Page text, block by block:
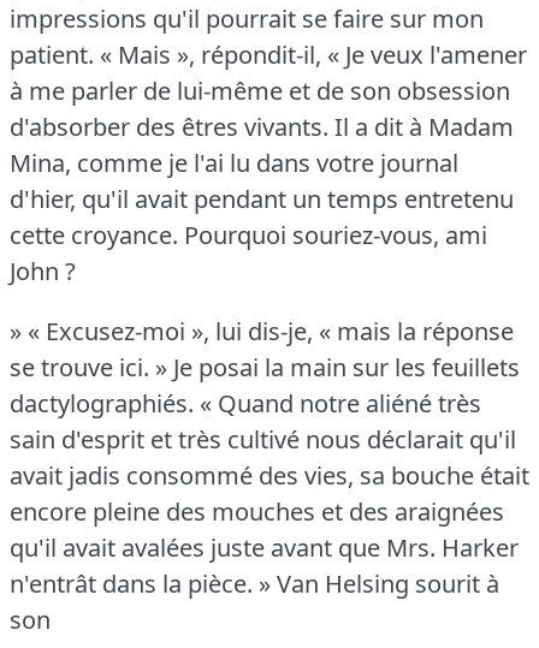
impressions qu'il pourrait se faire sur mon
patient. « Mais », répondit-il, « Je veux l'amener
à me parler de lui-même et de son obsession
d'absorber des êtres vivants. Il a dit à Madam
Mina, comme je l'ai lu dans votre journal
d'hier, qu'il avait pendant un temps entretenu
cette croyance. Pourquoi souriez-vous, ami
John ?
» « Excusez-moi », lui dis-je, « mais la réponse
se trouve ici. » Je posai la main sur les feuillets
dactylographiés. « Quand notre aliéné très
sain d'esprit et très cultivé nous déclarait qu'il
avait jadis consommé des vies, sa bouche était
encore pleine des mouches et des araignées
qu'il avait avalées juste avant que Mrs. Harker
n'entrât dans la pièce. » Van Helsing sourit à
son